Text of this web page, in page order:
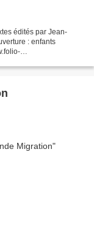
édités par Jean-
: enfants